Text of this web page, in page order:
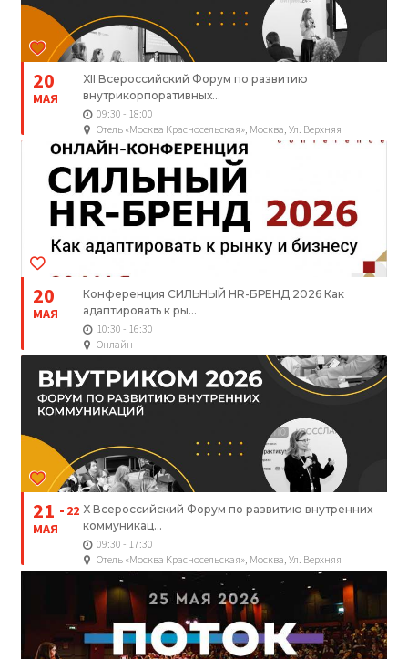
20
МАЯ
XII Всероссийский Форум по развитию
внутрикорпоративных...
09:30 - 18:00
Отель «Москва Красносельская», Москва, Ул. Верхняя
Красносельская, 11А Строение 4
20
МАЯ
Конференция СИЛЬНЫЙ HR-БРЕНД 2026 Как
адаптировать к ры...
10:30 - 16:30
Онлайн
21
МАЯ
22 X Всероссийский Форум по развитию внутренних
коммуникац...
09:30 - 17:30
Отель «Москва Красносельская», Москва, Ул. Верхняя
Красносельская, 11А Строение 4